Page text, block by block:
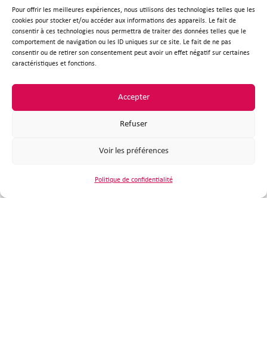
Pour offrir les meilleures expériences, nous utilisons des technologies telles que les
cookies pour stocker et/ou accéder aux informations des appareils. Le fait de
consentir à ces technologies nous permettra de traiter des données telles que le
comportement de navigation ou les ID uniques sur ce site. Le fait de ne pas
consentir ou de retirer son consentement peut avoir un effet négatif sur certaines
caractéristiques et fonctions.
Accepter
Refuser
Voir les préférences
Politique de confidentialité
Mairie de Plouzané
Nous contacter
Horaires d'ouverture